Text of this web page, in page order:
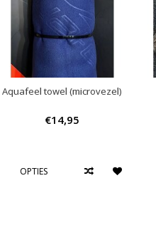
Aquafeel towel (microvezel)
€14,95
OPTIES